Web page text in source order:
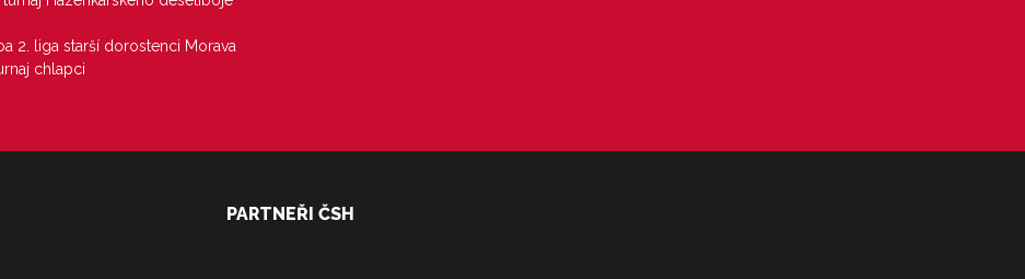
2. liga starší dorostenci Morava
chlapci
PARTNEŘI ČSH